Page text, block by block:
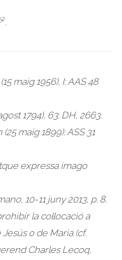
.
maig 1956), I: AAS 48
1794), 63: DH, 2663.
maig 1899): ASS 31
expressa imago
10-11 juny 2013, p. 8.
la col·locació a
o de Maria (cf.
Charles Lecoq,